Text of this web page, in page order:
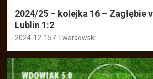
2024/25 – kolejka 16 – Zagłębie
Lublin 1:2
2024-12-15 Twardowski